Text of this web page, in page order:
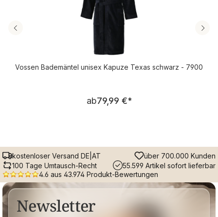
Vossen Bademäntel unisex Kapuze Texas schwarz - 7900
Regulärer Preis:
ab79,99 €*
kostenloser Versand DE|AT
über 700.000 Kunden
100 Tage Umtausch-Recht
55.599 Artikel sofort lieferbar
4.6 aus 43.974 Produkt-Bewertungen
Newsletter